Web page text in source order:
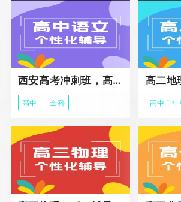
西安高考冲刺班，高三全科辅导
高中 全科 高中二年